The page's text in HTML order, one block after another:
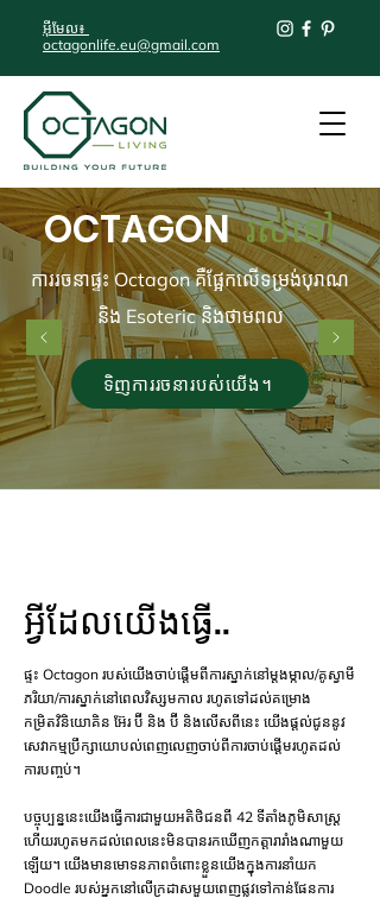
អ៊ីមែល៖
octagonlife.eu@gmail.com
OCTAGON រស់នៅ
ការរចនាផ្ទះ Octagon គឺផ្អែកលើទម្រង់បុរាណ
និង Esoteric និងថាមពល
ទិញការរចនារបស់យើង។
អ្វីដែលយើងធ្វើ..
ផ្ទះ Octagon របស់យើងចាប់ផ្តើមពីការស្នាក់នៅម្តងម្កាល/គូស្វាមី
ភរិយា/ការស្នាក់នៅពេលវិស្សមកាល រហូតទៅដល់គម្រោង
កម្រិតវិនិយោគិន អ៊ែរ ប៊ី និង ប៊ី និងលើសពីនេះ យើងផ្តល់ជូននូវ
សេវាកម្មប្រឹក្សាយោបល់ពេញលេញចាប់ពីការចាប់ផ្តើមរហូតដល់
ការបញ្ចប់។
បច្ចុប្បន្ននេះយើងធ្វើការជាមួយអតិថិជនពី 42 ទីតាំងភូមិសាស្ត្រ
ហើយរហូតមកដល់ពេលនេះមិនបានរកឃើញកត្តារារាំងណាមួយ
ឡើយ។ យើងមានមោទនភាពចំពោះខ្លួនយើងក្នុងការនាំយក
Doodle របស់អ្នកនៅលើក្រដាសមួយពេញផ្លូវទៅកាន់ផែនការ